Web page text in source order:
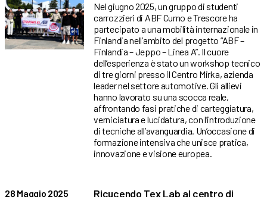
Nel giugno 2025, un gruppo di studenti
carrozzieri di ABF Curno e Trescore ha
partecipato a una mobilità internazionale in
Finlandia nell’ambito del progetto “ABF –
Finlandia – Jeppo – Linea A”. Il cuore
dell’esperienza è stato un workshop tecnico
di tre giorni presso il Centro Mirka, azienda
leader nel settore automotive. Gli allievi
hanno lavorato su una scocca reale,
affrontando fasi pratiche di carteggiatura,
verniciatura e lucidatura, con l’introduzione
di tecniche all’avanguardia. Un’occasione di
formazione intensiva che unisce pratica,
innovazione e visione europea.
28 Maggio 2025
Ricucendo Tex Lab al centro di